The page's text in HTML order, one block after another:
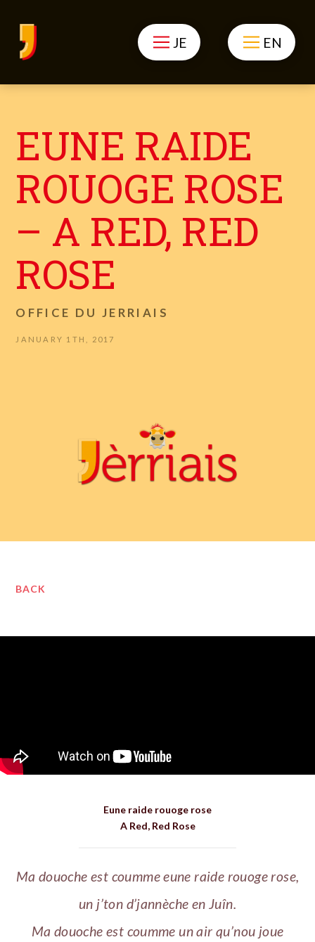
JE EN
EUNE RAIDE
ROUOGE ROSE
– A RED, RED
ROSE
OFFICE DU JERRIAIS
JANUARY 1TH, 2017
BACK
Eune raide rouoge rose
A Red, Red Rose
Ma douoche est coumme eune raide rouoge rose,
un j’ton d’jannèche en Juîn.
Ma douoche est coumme un air qu’nou joue